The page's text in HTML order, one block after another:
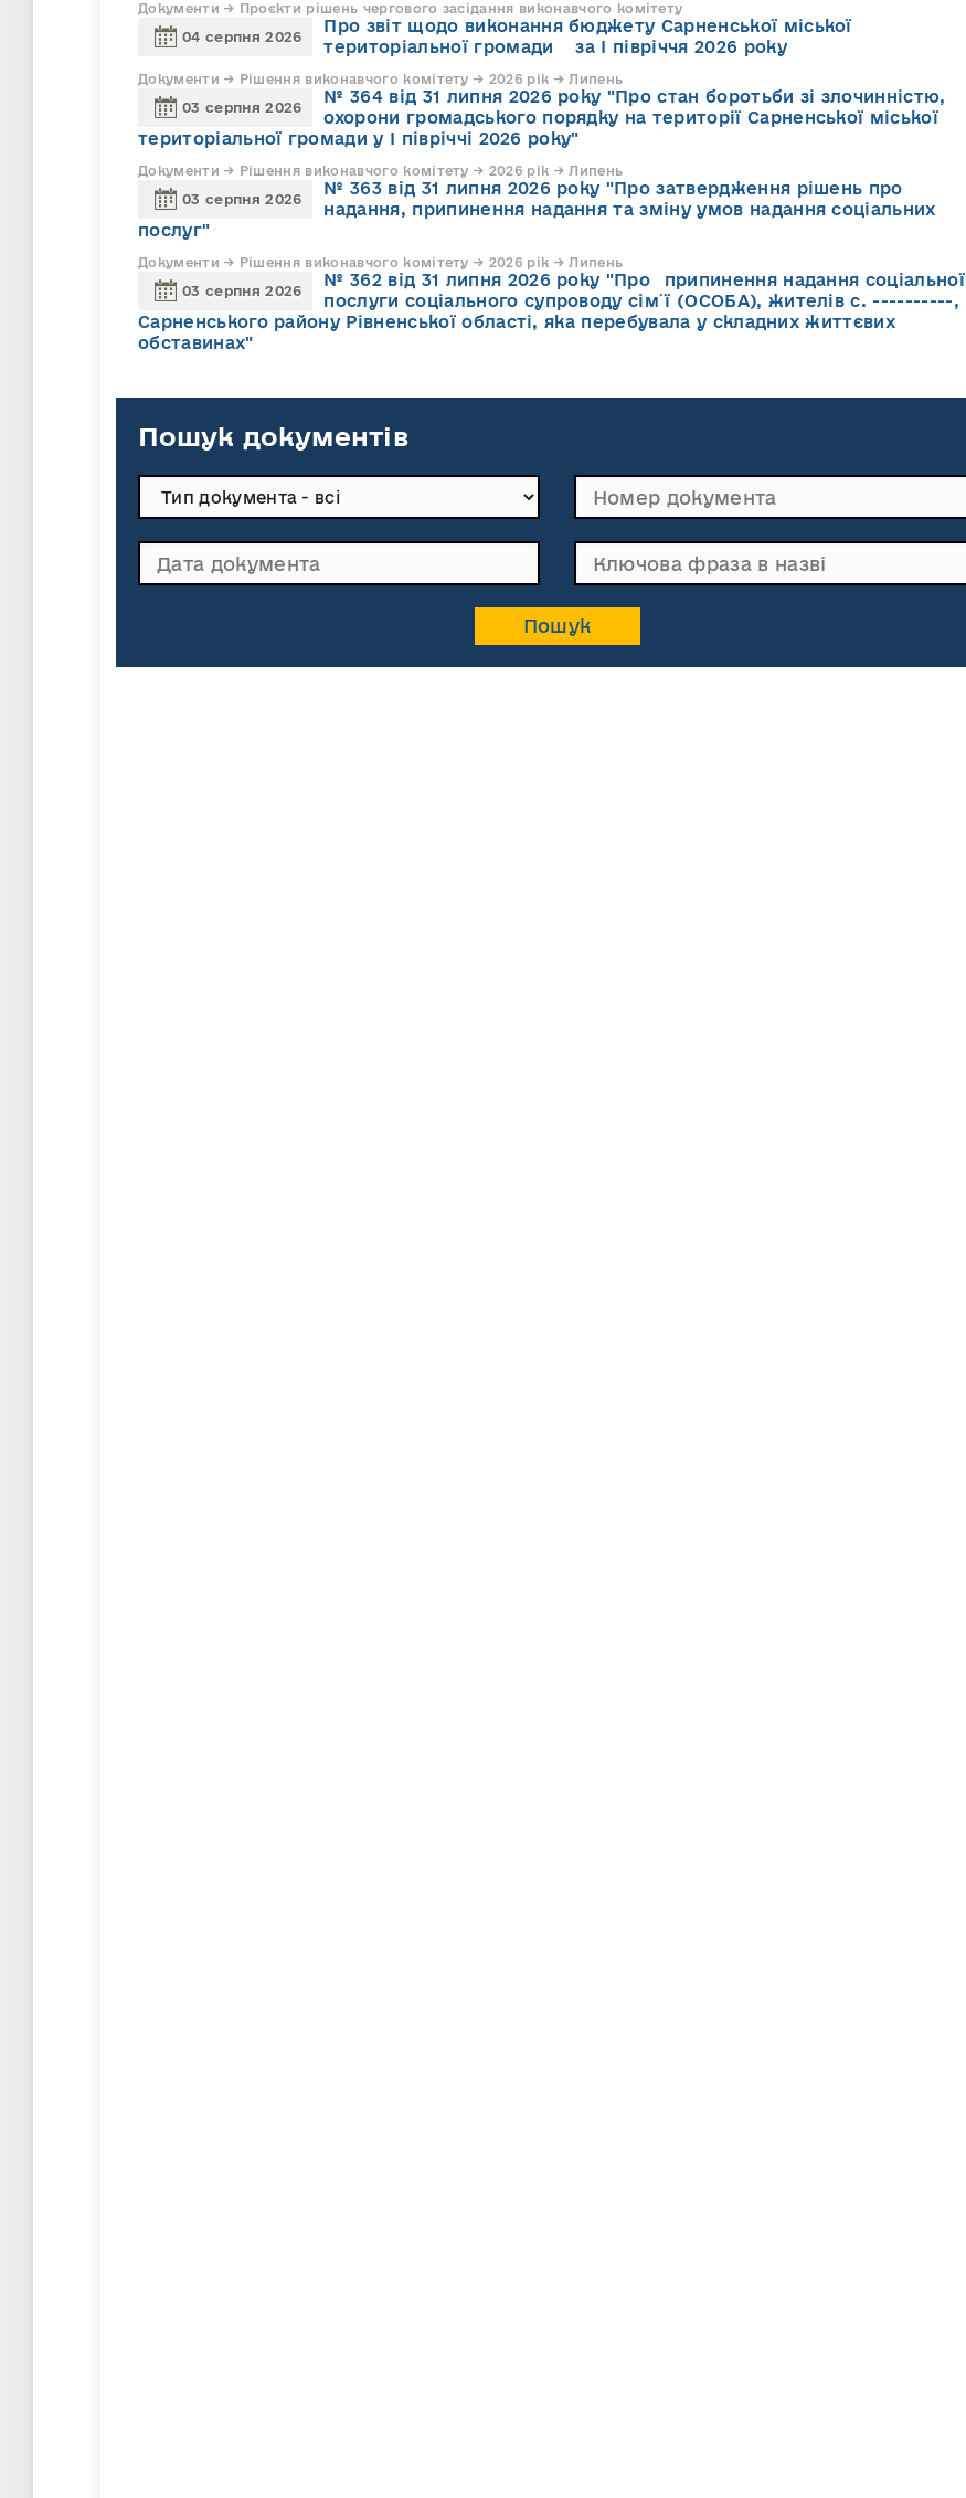
Документи → Проєкти рішень чергового засідання виконавчого комітету
04 серпня 2026
Про звіт щодо виконання бюджету Сарненської міської
територіальної громади за І півріччя 2026 року
Документи → Рішення виконавчого комітету → 2026 рік → Липень
03 серпня 2026
№ 364 від 31 липня 2026 року "Про стан боротьби зі злочинністю,
охорони громадського порядку на території Сарненської міської
територіальної громади у І півріччі 2026 року"
Документи → Рішення виконавчого комітету → 2026 рік → Липень
03 серпня 2026
№ 363 від 31 липня 2026 року "Про затвердження рішень про
надання, припинення надання та зміну умов надання соціальних
послуг"
Документи → Рішення виконавчого комітету → 2026 рік → Липень
03 серпня 2026
№ 362 від 31 липня 2026 року "Про припинення надання соціальної
послуги соціального супроводу cім`ї (ОСОБА), жителів с. ----------,
Сарненського району Рівненської області, яка перебувала у складних життєвих
обставинах"
Пошук документів